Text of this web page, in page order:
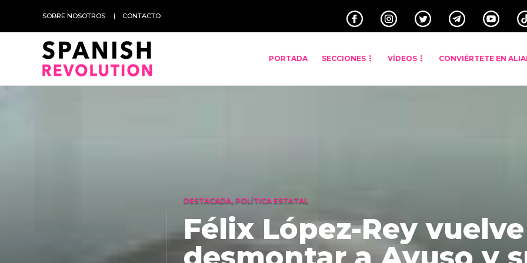
SOBRE NOSOTROS CONTACTO
PORTADA SECCIONES VÍDEOS CONVIÉRTETE EN
DESTACADA, POLÍTICA ESTATAL
Félix López-Rey